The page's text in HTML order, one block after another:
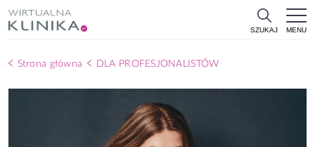
SZUKAJ MENU
Strona główna DLA PROFESJONALISTÓW